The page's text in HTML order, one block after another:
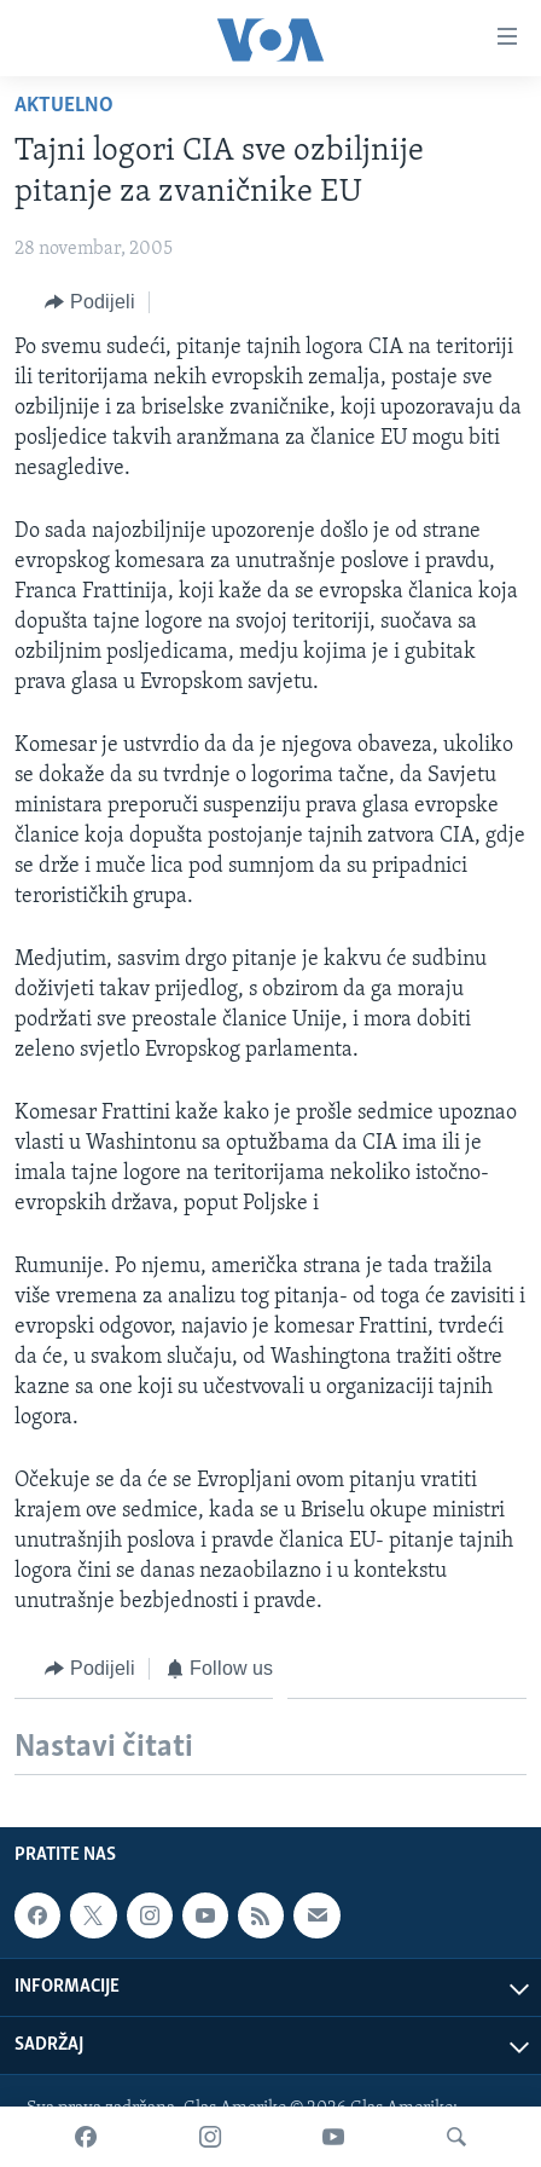
glavni
sadržaj
Pređi
na
glavnu
pretragu
TV PROGRAM
VIDEO
FOTOGRAFIJE DANA
VIJESTI
SJEDINJENE AMERIČKE DRŽAVE
BOSNA I HERCEGOVINA
NAUKA I TEHNOLOGIJA
SPECIJALNI PROJEKTI
KORUPCIJA
SLOBODA MEDIJA
ŽENSKA STRANA
IZBJEGLIČKA STRANA
MAGAZIN
O GLASU AMERIKE
Learning English
PRATITE NAS
Jezici
AKTUELNO
Tajni logori CIA sve ozbiljnije
pitanje za zvaničnike EU
28 novembar, 2005
Podijeli
Po svemu sudeći, pitanje tajnih logora CIA na teritoriji
ili teritorijama nekih evropskih zemalja, postaje sve
ozbiljnije i za briselske zvaničnike, koji upozoravaju da
posljedice takvih aranžmana za članice EU mogu biti
nesagledive.
Do sada najozbiljnije upozorenje došlo je od strane
evropskog komesara za unutrašnje poslove i pravdu,
Franca Frattinija, koji kaže da se evropska članica koja
dopušta tajne logore na svojoj teritoriji, suočava sa
ozbiljnim posljedicama, medju kojima je i gubitak
prava glasa u Evropskom savjetu.
Komesar je ustvrdio da da je njegova obaveza, ukoliko
se dokaže da su tvrdnje o logorima tačne, da Savjetu
ministara preporuči suspenziju prava glasa evropske
članice koja dopušta postojanje tajnih zatvora CIA, gdje
se drže i muče lica pod sumnjom da su pripadnici
terorističkih grupa.
Medjutim, sasvim drgo pitanje je kakvu će sudbinu
doživjeti takav prijedlog, s obzirom da ga moraju
podržati sve preostale članice Unije, i mora dobiti
zeleno svjetlo Evropskog parlamenta.
Komesar Frattini kaže kako je prošle sedmice upoznao
vlasti u Washintonu sa optužbama da CIA ima ili je
imala tajne logore na teritorijama nekoliko istočno-
evropskih država, poput Poljske i
Rumunije. Po njemu, američka strana je tada tražila
više vremena za analizu tog pitanja- od toga će zavisiti i
evropski odgovor, najavio je komesar Frattini, tvrdeći
da će, u svakom slučaju, od Washingtona tražiti oštre
kazne sa one koji su učestvovali u organizaciji tajnih
logora.
Očekuje se da će se Evropljani ovom pitanju vratiti
krajem ove sedmice, kada se u Briselu okupe ministri
unutrašnjih poslova i pravde članica EU- pitanje tajnih
logora čini se danas nezaobilazno i u kontekstu
unutrašnje bezbjednosti i pravde.
Podijeli Follow us
Nastavi čitati
PRATITE NAS
INFORMACIJE
SADRŽAJ
Sva prava zadržana. Glas Amerike © 2026 Glas Amerike:
bosnian-service@voanews.com